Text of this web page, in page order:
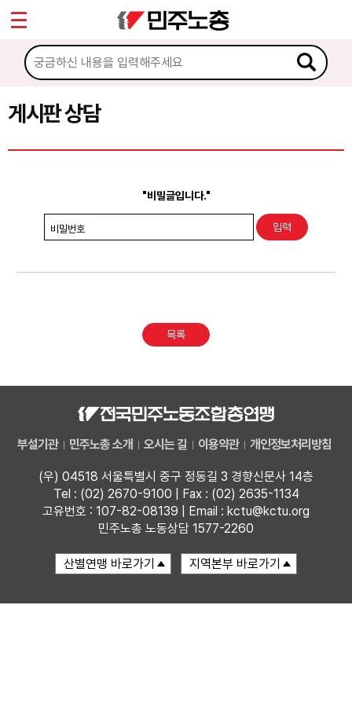
게시판 상담
"비밀글입니다."
비밀번호
목록
부설기관 민주노총 소개 오시는 길 이용약관 개인정보처리방침
(우) 04518 서울특별시 중구 정동길 3 경향신문사 14층
Tel : (02) 2670-9100 | Fax : (02) 2635-1134
고유번호 : 107-82-08139 | Email : kctu@kctu.org
민주노총 노동상담 1577-2260
마이페이지
소개
소식
노동상담
권리찾기수첩 검색
찾아보기
Sketchbook5, 스케치북5
Sketchbook5, 스케치북5